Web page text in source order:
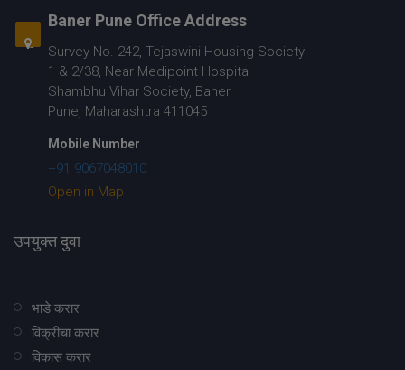
Baner Pune Office Address
Survey No. 242, Tejaswini Housing Society
1 & 2/38, Near Medipoint Hospital
Shambhu Vihar Society, Baner
Pune, Maharashtra 411045
Mobile Number
+91 9067048010
Open in Map
उपयुक्त दुवा
भाडे करार
विक्रीचा करार
विकास करार